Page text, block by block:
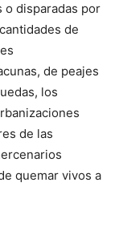
o disparadas por
de
de peajes
los
de las
quemar vivos a